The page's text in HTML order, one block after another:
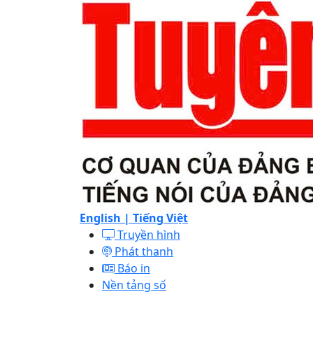
English | Tiếng Việt
Truyền hình
Phát thanh
Báo in
Nền tảng số